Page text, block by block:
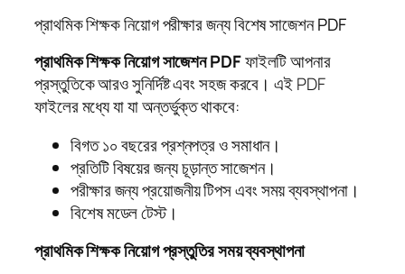
প্রাথমিক শিক্ষক নিয়োগ পরীক্ষার জন্য বিশেষ সাজেশন PDF
প্রাথমিক শিক্ষক নিয়োগ সাজেশন PDFফাইলটি আপনার
প্রস্তুতিকে আরও সুনির্দিষ্ট এবং সহজ করবে। এই PDF
ফাইলের মধ্যে যা যা অন্তর্ভুক্ত থাকবে:
বিগত ১০ বছরের প্রশ্নপত্র ও সমাধান।
প্রতিটি বিষয়ের জন্য চূড়ান্ত সাজেশন।
পরীক্ষার জন্য প্রয়োজনীয় টিপস এবং সময় ব্যবস্থাপনা।
বিশেষ মডেল টেস্ট।
প্রাথমিক শিক্ষক নিয়োগ প্রস্তুতির সময় ব্যবস্থাপনা